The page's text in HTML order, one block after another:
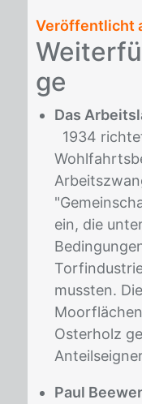
Veröffentlicht
ge
Das
1934
ein, die
mussten.
Osterholz
Paul